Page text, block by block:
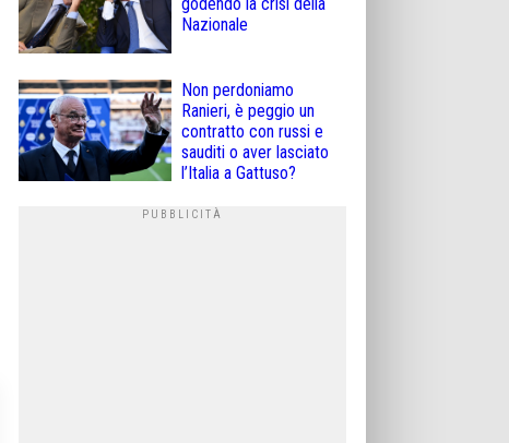
Nazionale
Non perdoniamo
Ranieri, è peggio un
contratto con russi e
sauditi o aver lasciato
l’Italia a Gattuso?